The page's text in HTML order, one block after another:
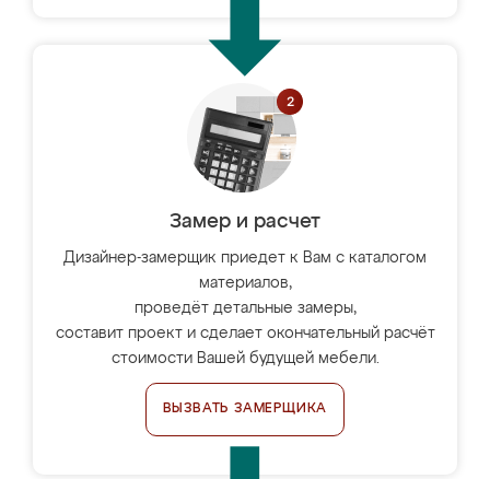
Замер и расчет
Дизайнер-замерщик приедет к Вам с каталогом
материалов,
проведёт детальные замеры,
составит проект и сделает окончательный расчёт
стоимости Вашей будущей мебели.
ВЫЗВАТЬ ЗАМЕРЩИКА